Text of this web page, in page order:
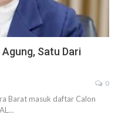
Satu Dari
0
Barat masuk daftar Calon